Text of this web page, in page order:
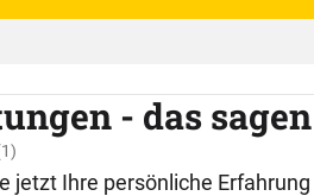
- das
5 (1 Bewertungen)
jetzt Ihre persönliche